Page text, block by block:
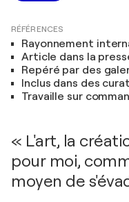
RÉFÉRENCES
Rayonnement
Article dans la
Repéré par des
Inclus dans des
Travaille sur
« L'art, la
pour moi,
moyen de